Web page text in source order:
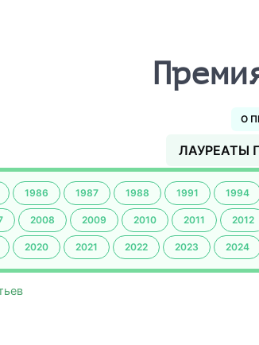
О
ЛАУРЕАТЫ
1986 1987 1988 1991 1994
2008 2009 2010 2011 2012
2020 2021 2022 2023 2024